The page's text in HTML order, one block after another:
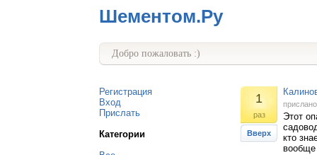
Шементом.Ру
Добро пожаловать :)
Регистрация
Вход
Прислать
Категории
1
раз
Вверх
Этот
кто